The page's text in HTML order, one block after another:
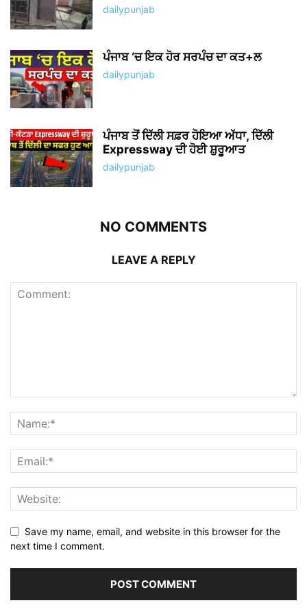
dailypunjab
ਪੰਜਾਬ ‘ਚ ਇਕ ਹੋਰ ਸਰਪੰਚ ਦਾ ਕਤ+ਲ
dailypunjab
ਪੰਜਾਬ ਤੋਂ ਦਿੱਲੀ ਸਫ਼ਰ ਹੋਇਆ ਅੱਧਾ, ਦਿੱਲੀ
Expressway ਦੀ ਹੋਈ ਸ਼ੁਰੂਆਤ
dailypunjab
NO COMMENTS
LEAVE A REPLY
Save my name, email, and website in this browser for the
next time I comment.